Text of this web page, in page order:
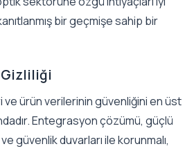
bir geçmişe sahip bir
Gizliliği
ve ürün verilerinin güvenliğini en üst
Entegrasyon çözümü, güçlü
güvenlik duvarları ile korunmalı,